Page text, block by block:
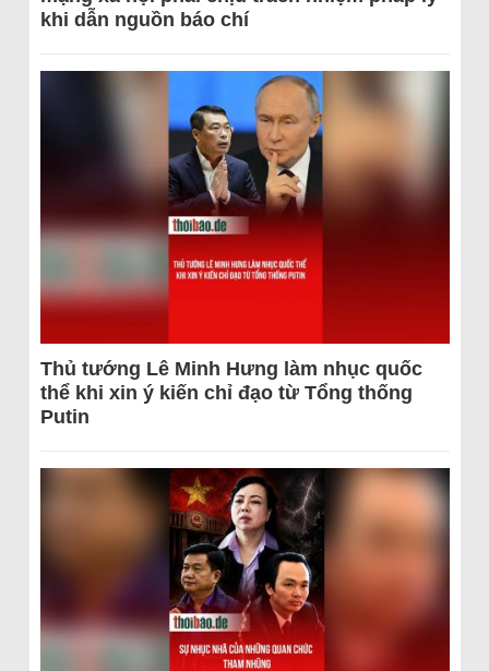
khi dẫn nguồn báo chí
Thủ tướng Lê Minh Hưng làm nhục quốc
thể khi xin ý kiến chỉ đạo từ Tổng thống
Putin